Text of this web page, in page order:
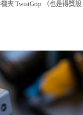
夾 TwistGrip （也是得獎設